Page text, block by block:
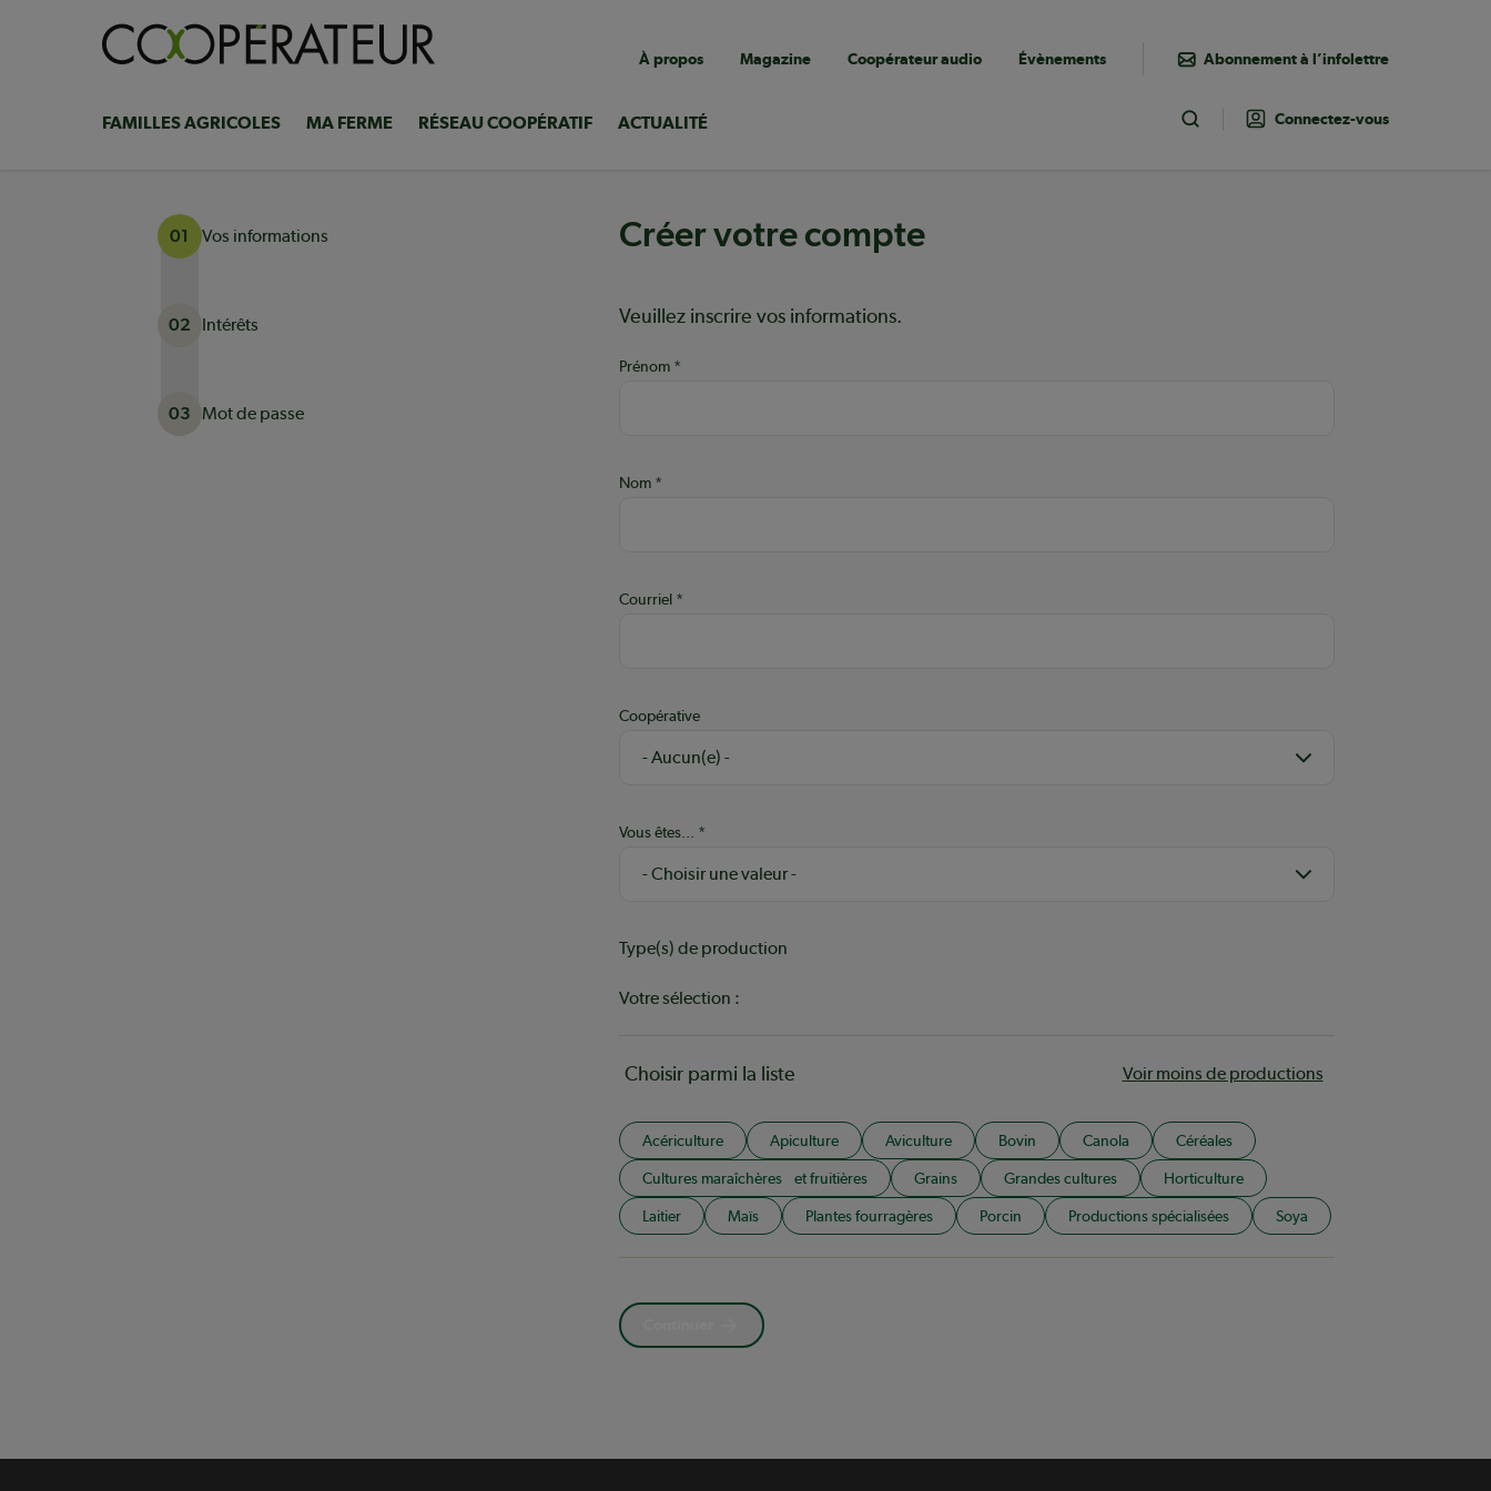
Navigation
utilitaire
À propos Magazine Coopérateur audio Évènements Abonnement à l’infolettre
Navigation
FAMILLES AGRICOLES MA FERME RÉSEAU COOPÉRATIF ACTUALITÉ Toggle Search
Connectez-vous
Créer votre compte
01 Vos informations
02 Intérêts
03
Mot de passe
Aide :
Veuillez inscrire vos informations.
Prénom
Nom
Courriel
Coopérative
Vous êtes...
Type(s) de production
Votre sélection :
Choisir parmi la liste Voir moins de productions
Acériculture Apiculture Aviculture Bovin Canola Céréales
Cultures maraîchères et fruitières Grains Grandes cultures Horticulture
Laitier Maïs Plantes fourragères Porcin Productions spécialisées Soya